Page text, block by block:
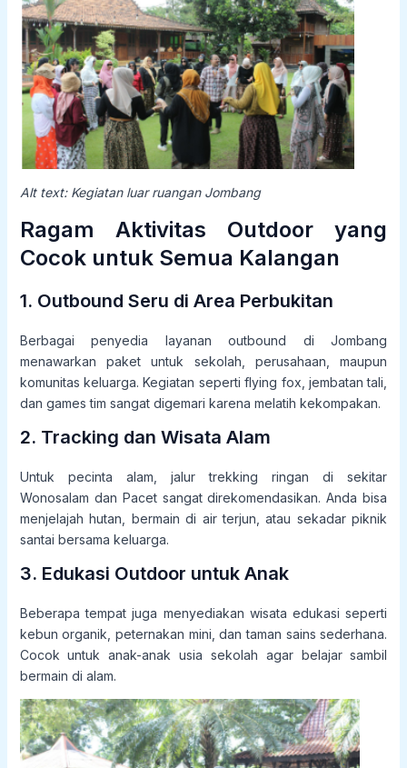
Alt text: Kegiatan luar ruangan Jombang
Ragam Aktivitas Outdoor yang
Cocok untuk Semua Kalangan
1. Outbound Seru di Area Perbukitan
Berbagai penyedia layanan outbound di Jombang
menawarkan paket untuk sekolah, perusahaan, maupun
komunitas keluarga. Kegiatan seperti flying fox, jembatan tali,
dan games tim sangat digemari karena melatih kekompakan.
2. Tracking dan Wisata Alam
Untuk pecinta alam, jalur trekking ringan di sekitar
Wonosalam dan Pacet sangat direkomendasikan. Anda bisa
menjelajah hutan, bermain di air terjun, atau sekadar piknik
santai bersama keluarga.
3. Edukasi Outdoor untuk Anak
Beberapa tempat juga menyediakan wisata edukasi seperti
kebun organik, peternakan mini, dan taman sains sederhana.
Cocok untuk anak-anak usia sekolah agar belajar sambil
bermain di alam.